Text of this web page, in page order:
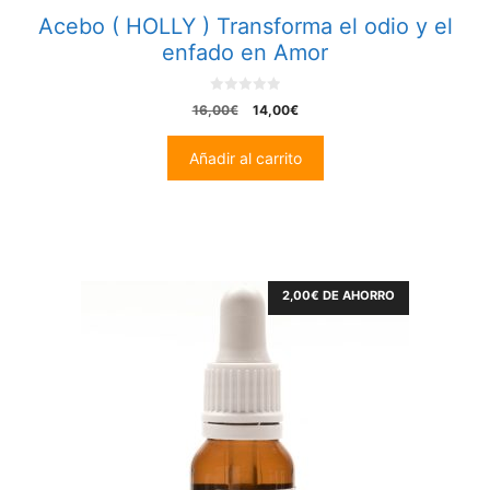
Acebo ( HOLLY ) Transforma el odio y el
enfado en Amor
0
o
o
f
5
16,00€
El
era:
14,00€El
es:
Añadir al carrito
2,00€ DE AHORRO